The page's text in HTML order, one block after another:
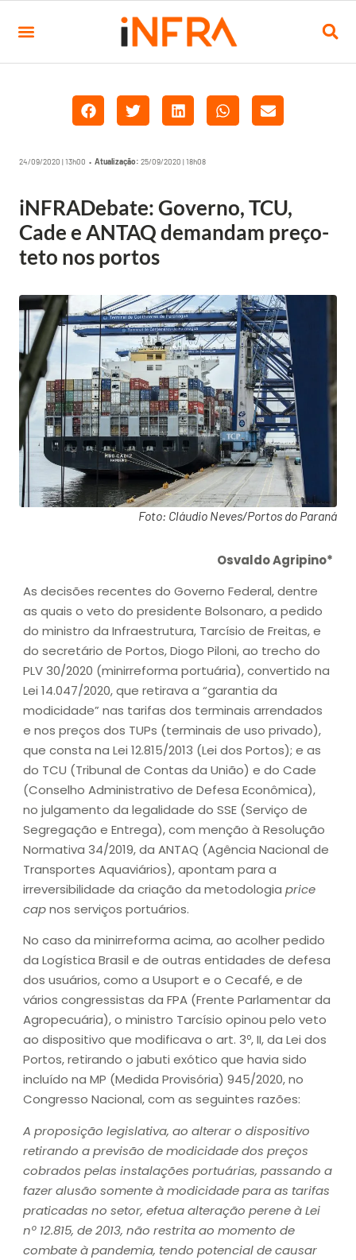
24/09/2020 | 13h00 • Atualização: 25/09/2020 | 18h08
iNFRADebate: Governo, TCU,
Cade e ANTAQ demandam preço-
teto nos portos
Foto: Cláudio Neves/Portos do Paraná
Osvaldo Agripino*
As decisões recentes do Governo Federal, dentre
as quais o veto do presidente Bolsonaro, a pedido
do ministro da Infraestrutura, Tarcísio de Freitas, e
do secretário de Portos, Diogo Piloni, ao trecho do
PLV 30/2020 (minirreforma portuária), convertido na
Lei 14.047/2020, que retirava a “garantia da
modicidade” nas tarifas dos terminais arrendados
e nos preços dos TUPs (terminais de uso privado),
que consta na Lei 12.815/2013 (Lei dos Portos); e as
do TCU (Tribunal de Contas da União) e do Cade
(Conselho Administrativo de Defesa Econômica),
no julgamento da legalidade do SSE (Serviço de
Segregação e Entrega), com menção à Resolução
Normativa 34/2019, da ANTAQ (Agência Nacional de
Transportes Aquaviários), apontam para a
irreversibilidade da criação da metodologia price
capnos serviços portuários.
No caso da minirreforma acima, ao acolher pedido
da Logística Brasil e de outras entidades de defesa
dos usuários, como a Usuport e o Cecafé, e de
vários congressistas da FPA (Frente Parlamentar da
Agropecuária), o ministro Tarcísio opinou pelo veto
ao dispositivo que modificava o art. 3º, II, da Lei dos
Portos, retirando o jabuti exótico que havia sido
incluído na MP (Medida Provisória) 945/2020, no
Congresso Nacional, com as seguintes razões:
A proposição legislativa, ao alterar o dispositivo
retirando a previsão de modicidade dos preços
cobrados pelas instalações portuárias, passando a
fazer alusão somente à modicidade para as tarifas
praticadas no setor, efetua alteração perene à Lei
nº 12.815, de 2013, não restrita ao momento de
combate à pandemia, tendo potencial de causar